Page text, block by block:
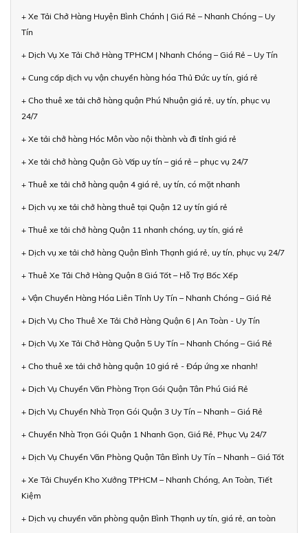
+ Xe Tải Chở Hàng Huyện Bình Chánh | Giá Rẻ – Nhanh Chóng – Uy
Tín
+ Dịch Vụ Xe Tải Chở Hàng TPHCM | Nhanh Chóng – Giá Rẻ – Uy Tín
+ Cung cấp dịch vụ vận chuyển hàng hóa Thủ Đức uy tín, giá rẻ
+ Cho thuê xe tải chở hàng quận Phú Nhuận giá rẻ, uy tín, phục vụ
24/7
+ Xe tải chở hàng Hóc Môn vào nội thành và đi tỉnh giá rẻ
+ Xe tải chở hàng Quận Gò Vấp uy tín – giá rẻ – phục vụ 24/7
+ Thuê xe tải chở hàng quận 4 giá rẻ, uy tín, có mặt nhanh
+ Dịch vụ xe tải chở hàng thuê tại Quận 12 uy tín giá rẻ
+ Thuê xe tải chở hàng Quận 11 nhanh chóng, uy tín, giá rẻ
+ Dịch vụ xe tải chở hàng Quận Bình Thạnh giá rẻ, uy tín, phục vụ 24/7
+ Thuê Xe Tải Chở Hàng Quận 8 Giá Tốt – Hỗ Trợ Bốc Xếp
+ Vận Chuyển Hàng Hóa Liên Tỉnh Uy Tín – Nhanh Chóng – Giá Rẻ
+ Dịch Vụ Cho Thuê Xe Tải Chở Hàng Quận 6 | An Toàn - Uy Tín
+ Dịch Vụ Xe Tải Chở Hàng Quận 5 Uy Tín – Nhanh Chóng – Giá Rẻ
+ Cho thuê xe tải chở hàng quận 10 giá rẻ - Đáp ứng xe nhanh!
+ Dịch Vụ Chuyển Văn Phòng Trọn Gói Quận Tân Phú Giá Rẻ
+ Dịch Vụ Chuyển Nhà Trọn Gói Quận 3 Uy Tín – Nhanh – Giá Rẻ
+ Chuyển Nhà Trọn Gói Quận 1 Nhanh Gọn, Giá Rẻ, Phục Vụ 24/7
+ Dịch Vụ Chuyển Văn Phòng Quận Tân Bình Uy Tín – Nhanh – Giá Tốt
+ Xe Tải Chuyển Kho Xưởng TPHCM – Nhanh Chóng, An Toàn, Tiết
Kiệm
+ Dịch vụ chuyển văn phòng quận Bình Thạnh uy tín, giá rẻ, an toàn